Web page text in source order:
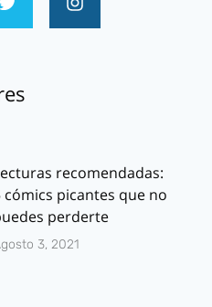
recomendadas:
cómics picantes que no
perderte
3, 2021